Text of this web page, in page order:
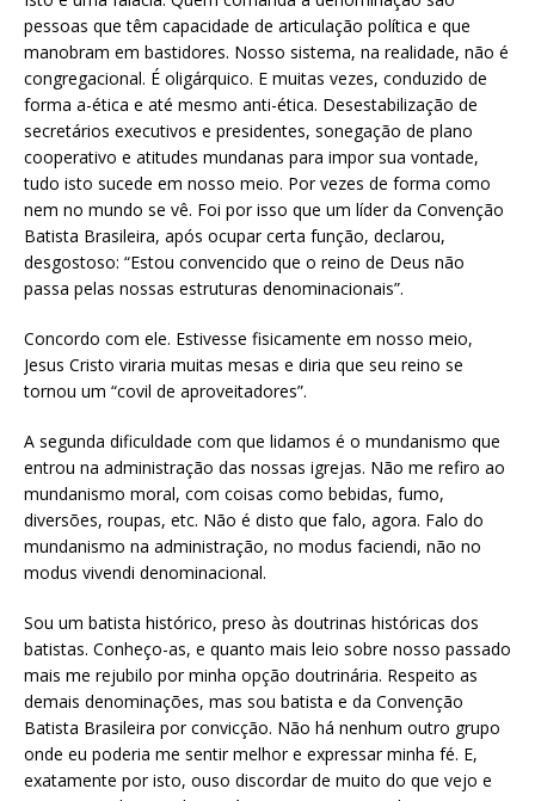
pessoas que têm capacidade de articulação política e que
manobram em bastidores. Nosso sistema, na realidade, não é
congregacional. É oligárquico. E muitas vezes, conduzido de
forma a-ética e até mesmo anti-ética. Desestabilização de
secretários executivos e presidentes, sonegação de plano
cooperativo e atitudes mundanas para impor sua vontade,
tudo isto sucede em nosso meio. Por vezes de forma como
nem no mundo se vê. Foi por isso que um líder da Convenção
Batista Brasileira, após ocupar certa função, declarou,
desgostoso: “Estou convencido que o reino de Deus não
passa pelas nossas estruturas denominacionais”.
Concordo com ele. Estivesse fisicamente em nosso meio,
Jesus Cristo viraria muitas mesas e diria que seu reino se
tornou um “covil de aproveitadores”.
A segunda dificuldade com que lidamos é o mundanismo que
entrou na administração das nossas igrejas. Não me refiro ao
mundanismo moral, com coisas como bebidas, fumo,
diversões, roupas, etc. Não é disto que falo, agora. Falo do
mundanismo na administração, no modus faciendi, não no
modus vivendi denominacional.
Sou um batista histórico, preso às doutrinas históricas dos
batistas. Conheço-as, e quanto mais leio sobre nosso passado
mais me rejubilo por minha opção doutrinária. Respeito as
demais denominações, mas sou batista e da Convenção
Batista Brasileira por convicção. Não há nenhum outro grupo
onde eu poderia me sentir melhor e expressar minha fé. E,
exatamente por isto, ouso discordar de muito do que vejo e